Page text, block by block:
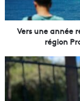
a
n
r
é
Vers une année
région
F
a
c